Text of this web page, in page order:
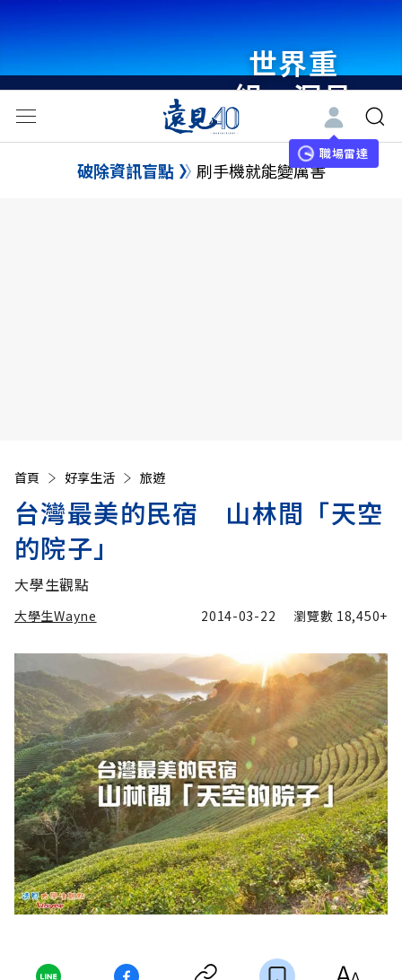
世界重
組・洞見
未來 與
世界領袖
職場雷達
破除資訊盲點 刷手機就能變厲害
首頁 好享生活 旅遊
台灣最美的民宿 山林間「天空
的院子」
大學生觀點
大學生Wayne 2014-03-22 瀏覽數 18,450+